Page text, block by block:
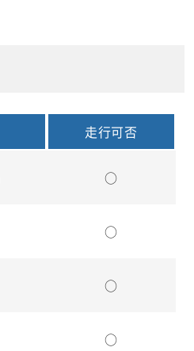
走行可否
○
○
○
○